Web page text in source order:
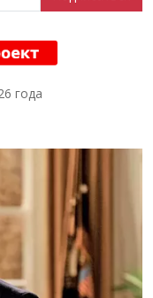
года